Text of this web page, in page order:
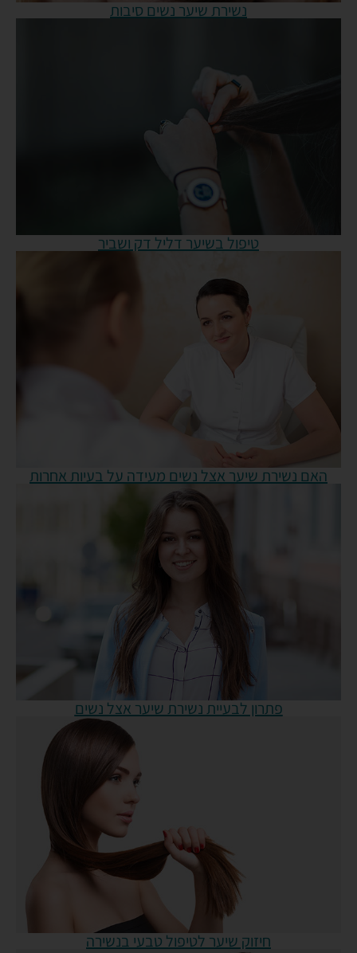
נשירת שיער נשים סיבות
טיפול בשיער דליל דק ושביר
האם נשירת שיער אצל נשים מעידה על בעיות אחרות
פתרון לבעיית נשירת שיער אצל נשים
חיזוק שיער לטיפול טבעי בנשירה